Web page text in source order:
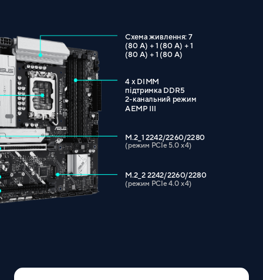
Схема живлення: 7
(80 A) + 1 (80 A) + 1
(80 A) + 1 (80 A)
4 x DIMM
підтримка DDR5
2-канальний режим
AEMP III
M.2_1 2242/2260/2280
(режим PCIe 5.0 x4)
M.2_2 2242/2260/2280
(режим PCIe 4.0 x4)